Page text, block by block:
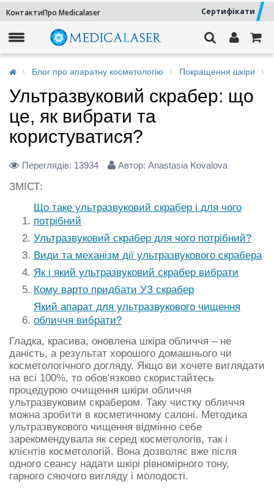
КонтактиПро Medicalaser Сертифікати
Блог про апаратну косметологію Покращення шкіри
Ультразвуковий скрабер: що
це, як вибрати та
користуватися?
Переглядів: 13934 Автор: Anastasia Kovalova
ЗМІСТ:
Що таке ультразвуковий скрабер і для чого
потрібний
Ультразвуковий скрабер для чого потрібний?
Види та механізм дії ультразвукового скрабера
Як і який ультразвуковий скрабер вибрати
Кому варто придбати УЗ скрабер
Який апарат для ультразвукового чищення
обличчя вибрати?
Гладка, красива, оновлена шкіра обличчя – не
даність, а результат хорошого домашнього чи
косметологічного догляду. Якщо ви хочете виглядати
на всі 100%, то обов'язково скористайтесь
процедурою очищення шкіри обличчя
ультразвуковим скрабером. Таку чистку обличчя
можна зробити в косметичному салоні. Методика
ультразвукового чищення відмінно себе
зарекомендувала як серед косметологів, так і
клієнтів косметологій. Вона дозволяє вже після
одного сеансу надати шкірі рівномірного тону,
гарного сяючого вигляду і молодості.